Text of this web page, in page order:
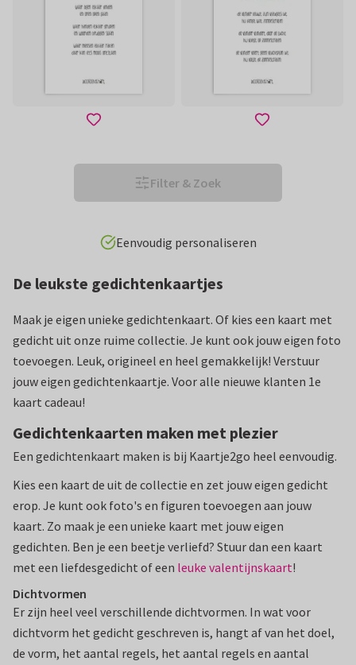
Filter & Zoek
Eenvoudig personaliseren
De leukste gedichtenkaartjes
Maak je eigen unieke gedichtenkaart. Of kies een kaart met
gedicht uit onze ruime collectie. Je kunt ook jouw eigen foto
toevoegen. Leuk, origineel en heel gemakkelijk! Verstuur
jouw eigen gedichtenkaartje. Voor alle nieuwe klanten 1e
kaart cadeau!
Gedichtenkaarten maken met plezier
Een gedichtenkaart maken is bij Kaartje2go heel eenvoudig.
Kies een kaart de uit de collectie en zet jouw eigen gedicht
erop. Je kunt ook foto's en figuren toevoegen aan jouw
kaart. Zo maak je een unieke kaart met jouw eigen
gedichten. Ben je een beetje verliefd? Stuur dan een kaart
met een liefdesgedicht of een leuke valentijnskaart!
Dichtvormen
Er zijn heel veel verschillende dichtvormen. In wat voor
dichtvorm het gedicht geschreven is, hangt af van het doel,
de vorm, het aantal regels, het aantal regels en aantal